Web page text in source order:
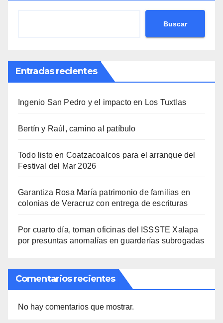
Buscar
Entradas recientes
Ingenio San Pedro y el impacto en Los Tuxtlas
Bertín y Raúl, camino al patíbulo
Todo listo en Coatzacoalcos para el arranque del
Festival del Mar 2026
Garantiza Rosa María patrimonio de familias en
colonias de Veracruz con entrega de escrituras
Por cuarto día, toman oficinas del ISSSTE Xalapa
por presuntas anomalías en guarderías subrogadas
Comentarios recientes
No hay comentarios que mostrar.